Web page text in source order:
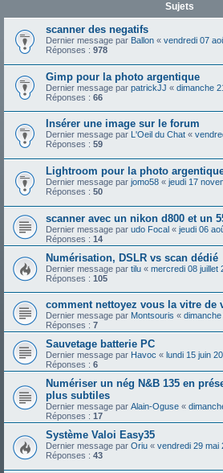
Sujets
scanner des negatifs
Dernier message par Ballon « vendredi 07
Réponses : 978
Gimp pour la photo argentique
Dernier message par patrickJJ « dimanche
Réponses : 66
Insérer une image sur le forum
Dernier message par L'Oeil du Chat «
Réponses : 59
Lightroom pour la photo
Dernier message par jomo58 « jeudi 17
Réponses : 50
scanner avec un nikon d800 et un
Dernier message par udo Focal « jeudi 06
Réponses : 14
Numérisation, DSLR vs scan dédié
Dernier message par tilu « mercredi 08 juillet
Réponses : 105
comment nettoyez vous la vitre de
Dernier message par Montsouris « dimanche
Réponses : 7
Sauvetage batterie PC
Dernier message par Havoc « lundi 15 juin
Réponses : 6
Numériser un nég N&B 135 en
plus subtiles
Dernier message par Alain-Oguse «
Réponses : 17
Système Valoi Easy35
Dernier message par Oriu « vendredi 29 mai
Réponses : 43